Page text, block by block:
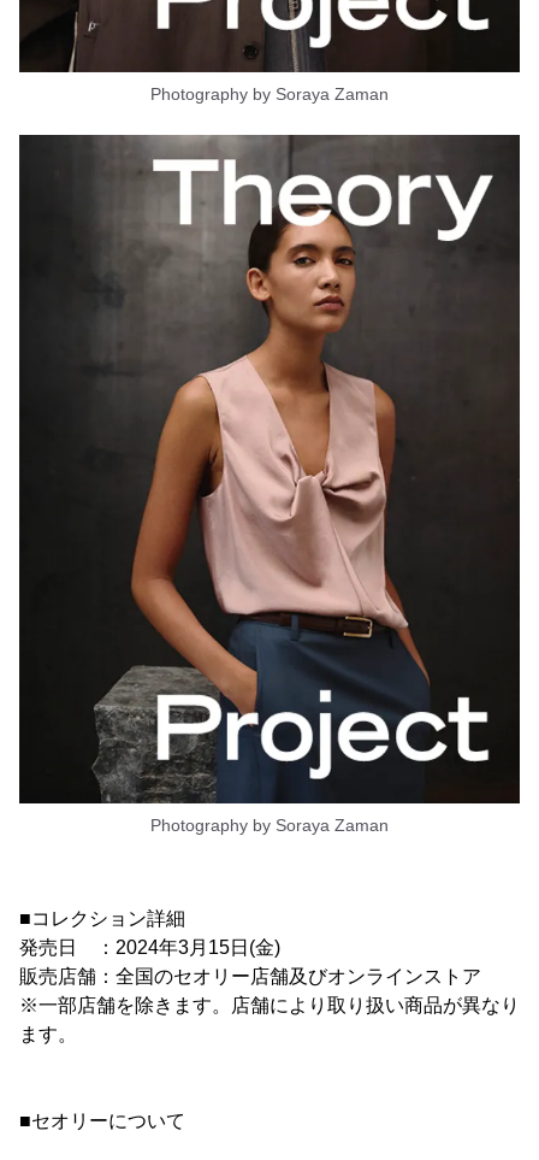
Photography by Soraya Zaman
Photography by Soraya Zaman
■コレクション詳細
発売日 ：2024年3月15日(金)
販売店舗：全国のセオリー店舗及びオンラインストア
※一部店舗を除きます。店舗により取り扱い商品が異なり
ます。
■セオリーについて